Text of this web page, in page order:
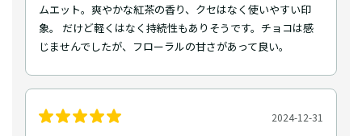
ムエット。爽やかな紅茶の香り、クセはなく使いやすい印
象。 だけど軽くはなく持続性もありそうです。チョコは感
じませんでしたが、フローラルの甘さがあって良い。
2024-12-31